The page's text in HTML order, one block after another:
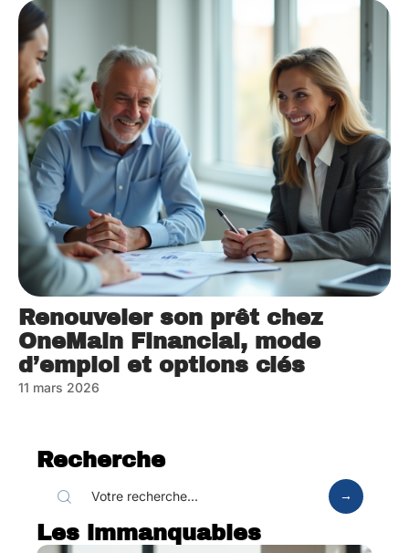
Renouveler son prêt chez
OneMain Financial, mode
d’emploi et options clés
11 mars 2026
Recherche
Les immanquables